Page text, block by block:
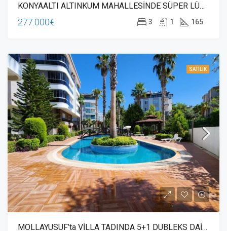
KONYAALTI ALTINKUM MAHALLESİNDE SÜPER LÜKS 3+1 150m2 DAİRE
277.000€ 3 1 165
SATILIK
MOLLAYUSUF’ta VİLLA TADINDA 5+1 DUBLEKS DAİRE